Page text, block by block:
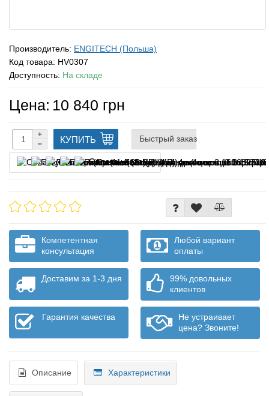
Производитель: ENGITECH (Польша)
Код товара: HV0307
Доступность: На складе
Цена: 10 840 грн
КУПИТЬ Быстрый заказ
Оплата частями
Компетентная
консультация
Любой вариант
оплаты
Доставим за 1-3 дня
99% довольных
клиентов
Гарантия качества
Не устраивает
цена? Звоните!
Описание Характеристики